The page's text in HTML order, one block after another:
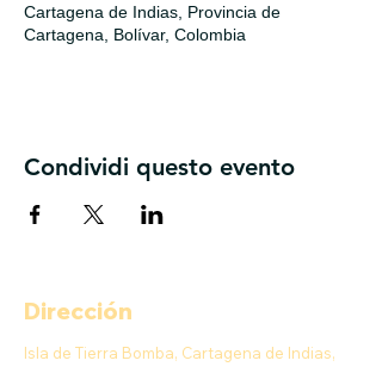
Cartagena de Indias, Provincia de
Cartagena, Bolívar, Colombia
Condividi questo evento
Dirección
Isla de Tierra Bomba, Cartagena de Indias,